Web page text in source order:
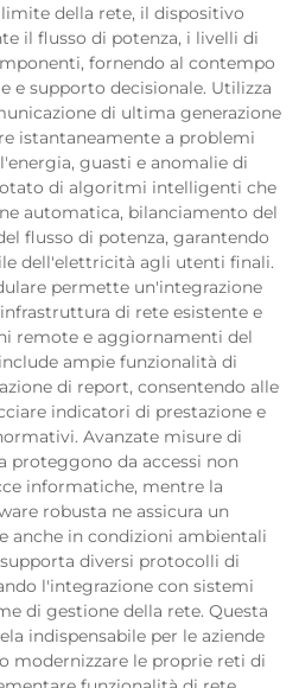
della rete, il dispositivo
il flusso di potenza, i livelli di
fornendo al contempo
e supporto decisionale. Utilizza
di ultima generazione
istantaneamente a problemi
guasti e anomalie di
di algoritmi intelligenti che
automatica, bilanciamento del
flusso di potenza, garantendo
dell'elettricità agli utenti finali.
permette un'integrazione
di rete esistente e
remote e aggiornamenti del
ampie funzionalità di
di report, consentendo alle
indicatori di prestazione e
Avanzate misure di
proteggono da accessi non
informatiche, mentre la
robusta ne assicura un
anche in condizioni ambientali
diversi protocolli di
l'integrazione con sistemi
di gestione della rete. Questa
indispensabile per le aziende
modernizzare le proprie reti di